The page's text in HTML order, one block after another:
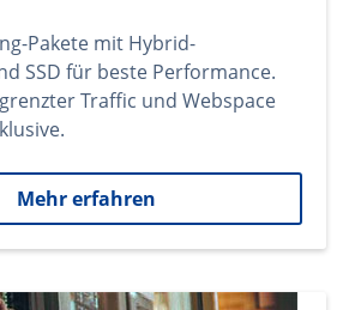
Pakete mit Hybrid-
SSD für beste Performance.
Traffic und Webspace
Mehr erfahren